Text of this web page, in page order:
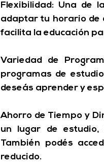
Flexibilidad: Una de
adaptar tu horario de
facilita la educación
Variedad de
programas de
deseás aprender y
Ahorro de Tiempo y
un lugar de estudio,
También podés
reducido.